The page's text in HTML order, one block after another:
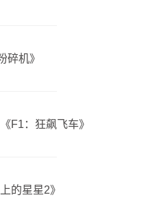
碎机》
F1：狂飙飞车》
的星星2》